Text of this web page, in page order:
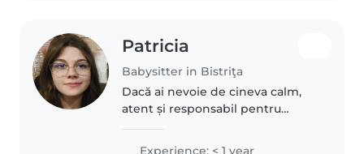
Patricia
Babysitter in Bistriţa
Dacă ai nevoie de cineva calm,
atent și responsabil pentru
Experience: < 1 year